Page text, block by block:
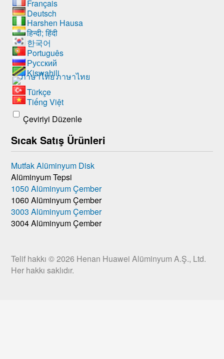
Français
Deutsch
Harshen Hausa
हिन्दी; हिंदी
한국어
Português
Русский
Kiswahiliภาษาไทย
Türkçe
Tiếng Việt
Çeviriyi Düzenle
Sıcak Satış Ürünleri
Mutfak Alüminyum Disk
Alüminyum Tepsi
1050 Alüminyum Çember
1060 Alüminyum Çember
3003 Alüminyum Çember
3004 Alüminyum Çember
Telif hakkı © 2026 Henan Huawei Alüminyum A.Ş., Ltd.
Her hakkı saklıdır.